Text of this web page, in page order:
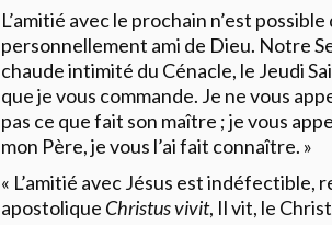
L’amitié avec le prochain n’est
personnellement ami de Dieu. Notre
chaude intimité du Cénacle, le Jeudi
que je vous commande. Je ne vous
pas ce que fait son maître ; je vous
mon Père, je vous l’ai fait connaître. »
« L’amitié avec Jésus est indéfectible,
apostolique Christus vivit, Il vit, le